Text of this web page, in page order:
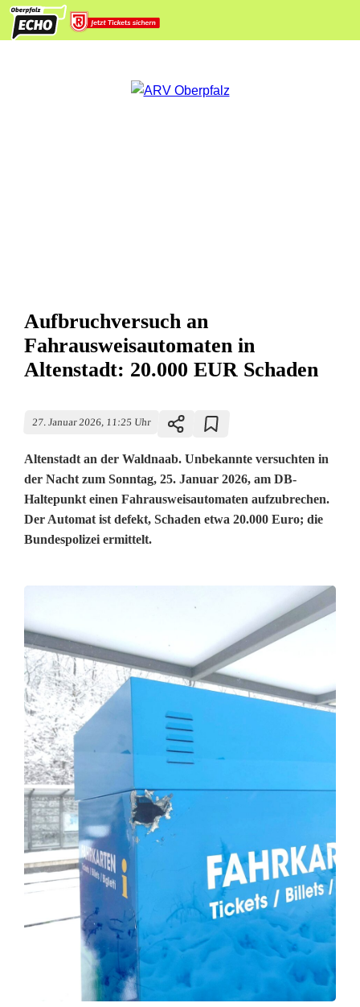
Aufbruchversuch an
Fahrausweisautomaten in
Altenstadt: 20.000 EUR Schaden
27. Januar 2026, 11:25 Uhr
Altenstadt an der Waldnaab. Unbekannte versuchten in
der Nacht zum Sonntag, 25. Januar 2026, am DB-
Haltepunkt einen Fahrausweisautomaten aufzubrechen.
Der Automat ist defekt, Schaden etwa 20.000 Euro; die
Bundespolizei ermittelt.
u
f
b
r
u
c
h
v
e